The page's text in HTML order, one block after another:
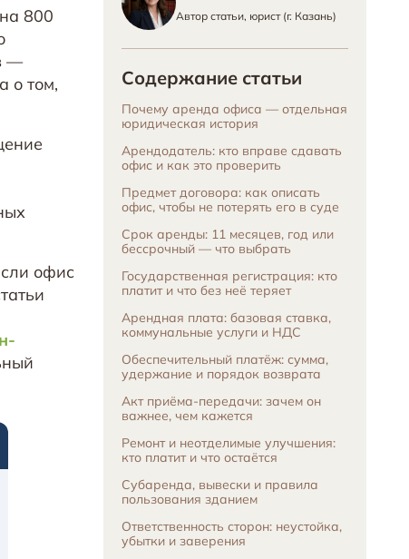
800
—
о том,
офис
Автор статьи, юрист (г. Казань)
Содержание статьи
Почему аренда офиса — отдельная
юридическая история
Арендодатель: кто вправе сдавать
офис и как это проверить
Предмет договора: как описать
офис, чтобы не потерять его в суде
Срок аренды: 11 месяцев, год или
бессрочный — что выбрать
Государственная регистрация: кто
платит и что без неё теряет
Арендная плата: базовая ставка,
коммунальные услуги и НДС
Обеспечительный платёж: сумма,
удержание и порядок возврата
Акт приёма-передачи: зачем он
важнее, чем кажется
Ремонт и неотделимые улучшения:
кто платит и что остаётся
Субаренда, вывески и правила
пользования зданием
Ответственность сторон: неустойка,
убытки и заверения